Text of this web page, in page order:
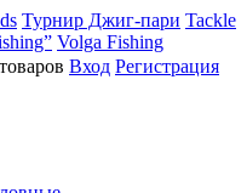
Турнир Джиг-пари Tackle
Volga Fishing
Вход Регистрация